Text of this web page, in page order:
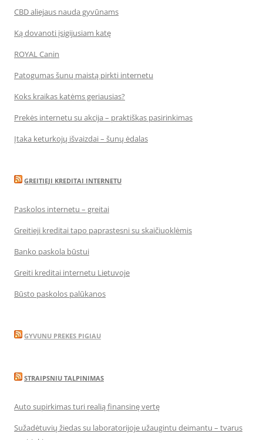
CBD aliejaus nauda gyvūnams
Ką dovanoti įsigijusiam katę
ROYAL Canin
Patogumas šunų maistą pirkti internetu
Koks kraikas katėms geriausias?
Prekės internetu su akcija – praktiškas pasirinkimas
Įtaka keturkojų išvaizdai – šunų ėdalas
GREITIEJI KREDITAI INTERNETU
Paskolos internetu – greitai
Greitieji kreditai tapo paprastesni su skaičiuoklėmis
Banko paskola būstui
Greiti kreditai internetu Lietuvoje
Būsto paskolos palūkanos
GYVUNU PREKES PIGIAU
STRAIPSNIU TALPINIMAS
Auto supirkimas turi realią finansinę vertę
Sužadėtuvių žiedas su laboratorijoje užaugintu deimantu – tvarus